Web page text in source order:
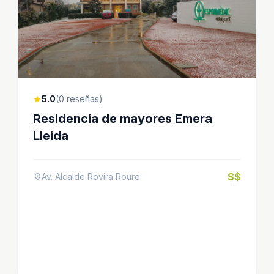
star5.0(0 reseñas)
Residencia de mayores Emera
Lleida
location_onAv. Alcalde Rovira Roure $$